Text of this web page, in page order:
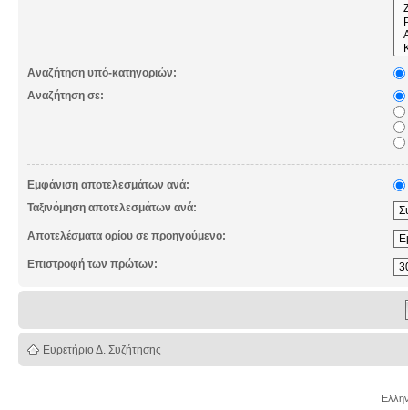
Αναζήτηση υπό-κατηγοριών:
Αναζήτηση σε:
Εμφάνιση αποτελεσμάτων ανά:
Ταξινόμηση αποτελεσμάτων ανά:
Αποτελέσματα ορίου σε προηγούμενο:
Επιστροφή των πρώτων:
Ευρετήριο Δ. Συζήτησης